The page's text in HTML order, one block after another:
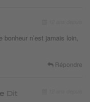
n’est jamais loin,
Répondre
Dit